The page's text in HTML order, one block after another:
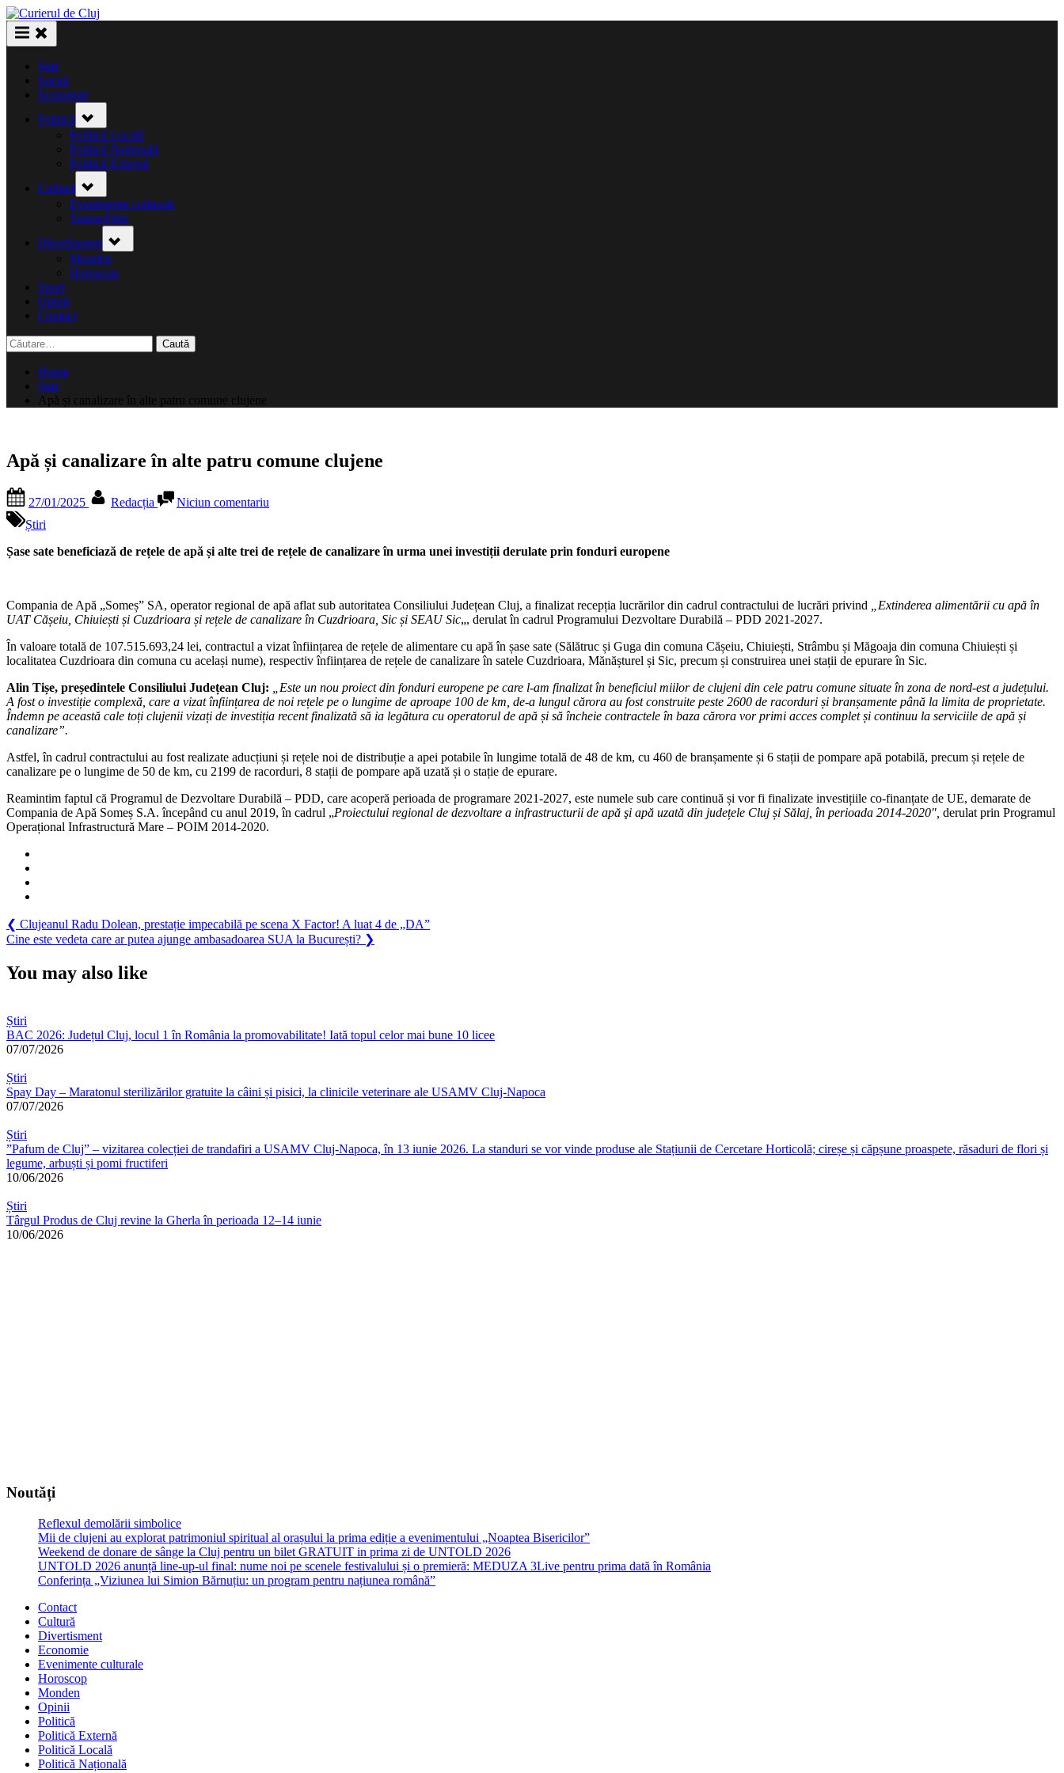
Skip
to
content
Știri
Social
Economie
Politică
sub-
menu
Politică Locală
Politică Națională
Politică Externă
Cultură
sub-
menu
Evenimente culturale
Teatru/Film
Divertisment sub-
menu
Monden
Horoscop
Sport
Opinii
Contact
Caută
după:
Home
Știri
Apă și canalizare în alte patru comune clujene
Apă și canalizare în alte patru comune clujene
on
27/01/2025 Redacția Niciun comentariuApă
în
clujene
Știri
Șase sate beneficiază de rețele de apă și alte trei de rețele de canalizare în urma unei investiții derulate prin fonduri europene
Compania de Apă „Someș” SA, operator regional de apă aflat sub autoritatea Consiliului Județean Cluj, a finalizat recepția lucrărilor din cadrul contractului de lucrări privind
„Extinderea alimentării cu apă în
UAT Cășeiu, Chiuiești și Cuzdrioara și rețele de canalizare în Cuzdrioara, Sic și SEAU Sic„, derulat în cadrul Programului Dezvoltare Durabilă – PDD 2021-2027.
În valoare totală de 107.515.693,24 lei, contractul a vizat înființarea de rețele de alimentare cu apă în șase sate (Sălătruc și Guga din comuna Cășeiu, Chiuiești, Strâmbu și Măgoaja din comuna Chiuiești și
localitatea Cuzdrioara din comuna cu același nume), respectiv înființarea de rețele de canalizare în satele Cuzdrioara, Mănășturel și Sic, precum și construirea unei stații de epurare în Sic.
Alin Tișe, președintele Consiliului Județean Cluj:
„Este un nou proiect din fonduri europene pe care l-am finalizat în beneficiul miilor de clujeni din cele patru comune situate în zona de nord-est a județului.
A fost o investiție complexă, care a vizat înființarea de noi rețele pe o lungime de aproape 100 de km, de-a lungul cărora au fost construite peste 2600 de racorduri și branșamente până la limita de proprietate.
Îndemn pe această cale toți clujenii vizați de investiția recent finalizată să ia legătura cu operatorul de apă și să încheie contractele în baza cărora vor primi acces complet și continuu la serviciile de apă și
canalizare”.
Astfel, în cadrul contractului au fost realizate aducțiuni și rețele noi de distribuție a apei potabile în lungime totală de 48 de km, cu 460 de branșamente și 6 stații de pompare apă potabilă, precum și rețele de
canalizare pe o lungime de 50 de km, cu 2199 de racorduri, 8 stații de pompare apă uzată și o stație de epurare.
Reamintim faptul că Programul de Dezvoltare Durabilă – PDD, care acoperă perioada de programare 2021-2027, este numele sub care continuă și vor fi finalizate investițiile co-finanțate de UE, demarate de
Compania de Apă Someș S.A. începând cu anul 2019, în cadrul „Proiectului regional de dezvoltare a infrastructurii de apă şi apă uzată din județele Cluj și Sălaj, în perioada 2014-2020″, derulat prin Programul
Operațional Infrastructură Mare – POIM 2014-2020.
Navigare
în
articole
❮ Previous
Post:
Clujeanul Radu Dolean, prestație impecabilă pe scena X Factor! A luat 4 de „DA”
Next
Cine este vedeta care ar putea ajunge ambasadoarea SUA la București? ❯
You may also like
Știri
BAC 2026: Județul Cluj, locul 1 în România la promovabilitate! Iată topul celor mai bune 10 licee
07/07/2026
Știri
Spay Day – Maratonul sterilizărilor gratuite la câini și pisici, la clinicile veterinare ale USAMV Cluj-Napoca
07/07/2026
Știri
”Pafum de Cluj” – vizitarea colecției de trandafiri a USAMV Cluj-Napoca, în 13 iunie 2026. La standuri se vor vinde produse ale Stațiunii de Cercetare Horticolă; cireșe și căpșune proaspete, răsaduri de flori și
legume, arbuști și pomi fructiferi
10/06/2026
Știri
Târgul Produs de Cluj revine la Gherla în perioada 12–14 iunie
10/06/2026
Noutăți
Reflexul demolării simbolice
Mii de clujeni au explorat patrimoniul spiritual al orașului la prima ediție a evenimentului „Noaptea Bisericilor”
Weekend de donare de sânge la Cluj pentru un bilet GRATUIT in prima zi de UNTOLD 2026
UNTOLD 2026 anunță line-up-ul final: nume noi pe scenele festivalului și o premieră: MEDUZA 3Live pentru prima dată în România
Conferința „Viziunea lui Simion Bărnuțiu: un program pentru națiunea română”
Contact
Cultură
Divertisment
Economie
Evenimente culturale
Horoscop
Monden
Opinii
Politică
Politică Externă
Politică Locală
Politică Națională